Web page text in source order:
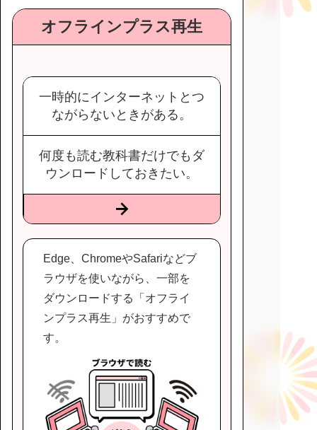
オフラインプラス再生
一時的にインターネットとつ
ながらないときがある。
何度も読む教科書だけでもダ
ウンロードしておきたい。
Edge、ChromeやSafariなどブ
ラウザを使いながら、一部を
ダウンロードする「オフライ
ンプラス再生」がおすすめで
す。